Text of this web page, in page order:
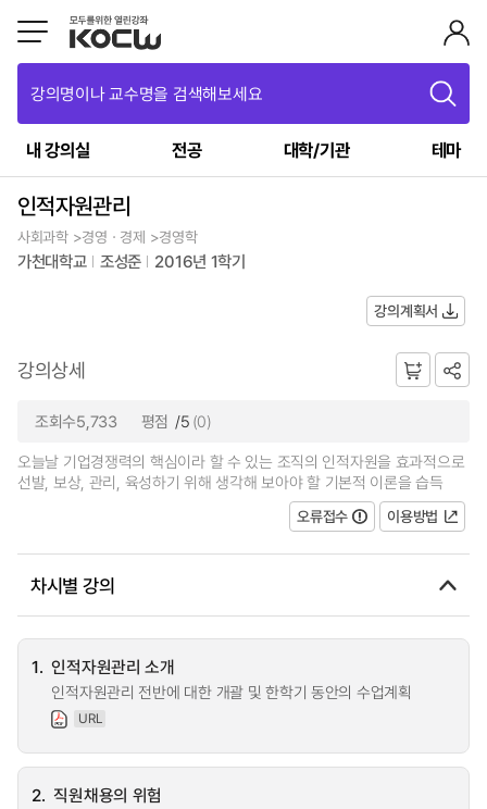
강의명이나 교수명을 검색해보세요
내 강의실 전공 대학/기관 테마
인적자원관리
사회과학 >경영ㆍ경제 >경영학
가천대학교 조성준 2016년 1학기
강의계획서
강의상세
조회수5,733 평점 /5 (0)
오늘날 기업경쟁력의 핵심이라 할 수 있는 조직의 인적자원을 효과적으로
선발, 보상, 관리, 육성하기 위해 생각해 보아야 할 기본적 이론을 습득
오류접수
이용방법
차시별 강의
1. 인적자원관리 소개
인적자원관리 전반에 대한 개괄 및 한학기 동안의 수업계획
URL
2. 직원채용의 위험